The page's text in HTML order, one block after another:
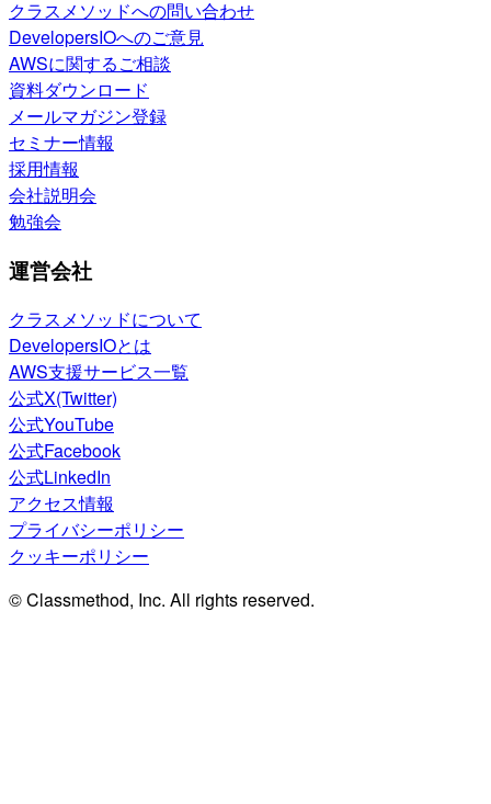
クラスメソッドへの問い合わせ
DevelopersIOへのご意見
AWSに関するご相談
資料ダウンロード
メールマガジン登録
セミナー情報
採用情報
会社説明会
勉強会
運営会社
クラスメソッドについて
DevelopersIOとは
AWS支援サービス一覧
公式X(Twitter)
公式YouTube
公式Facebook
公式LinkedIn
アクセス情報
プライバシーポリシー
クッキーポリシー
© Classmethod, Inc. All rights reserved.